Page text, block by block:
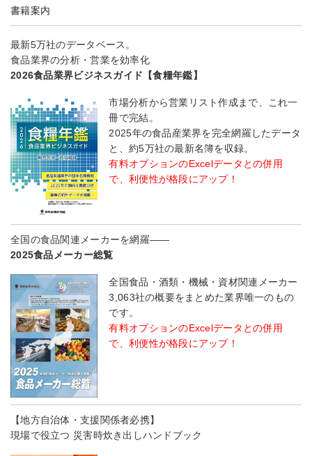
書籍案内
最新5万社のデータベース。
食品業界の分析・営業を効率化
2026食品業界ビジネスガイド【食糧年鑑】
市場分析から営業リスト作成まで、これ一
冊で完結。
2025年の食品産業界を完全網羅したデータ
と、約5万社の最新名簿を収録。
有料オプションのExcelデータとの併用
で、利便性が格段にアップ！
全国の食品関連メーカーを網羅――
2025食品メーカー総覧
全国食品・酒類・機械・資材関連メーカー
3,063社の概要をまとめた業界唯一のもの
です。
有料オプションのExcelデータとの併用
で、利便性が格段にアップ！
【地方自治体・支援関係者必携】
現場で役立つ 災害時炊き出しハンドブック